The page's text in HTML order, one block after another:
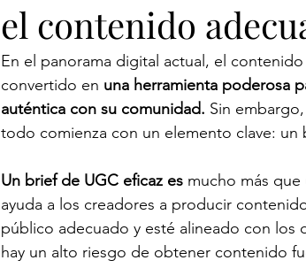
el contenido
En el panorama digital actual, el
convertido en una herramienta poderosa
auténtica con su comunidad. Sin
todo comienza con un elemento clave: un
Un brief de UGC eficaz es mucho más
ayuda a los creadores a producir
público adecuado y esté alineado con los
hay un alto riesgo de obtener contenido